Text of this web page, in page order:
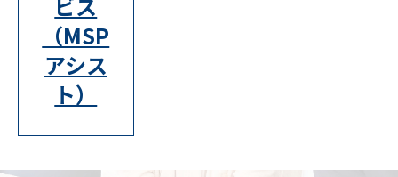
（MSP
アシス
ト）